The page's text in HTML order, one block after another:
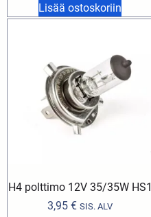
Lisää ostoskoriin
H4 polttimo 12V 35/35W HS1
3,95 € SIS. ALV